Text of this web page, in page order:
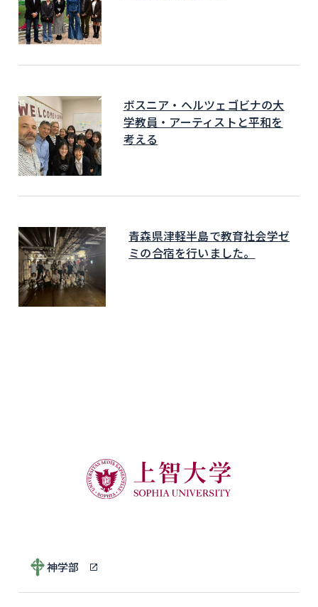
ボスニア・ヘルツェゴビナの大
学教員・アーティストと平和を
考える
青森県津軽半島で教育社会学ゼ
ミの合宿を行いました。
神学部